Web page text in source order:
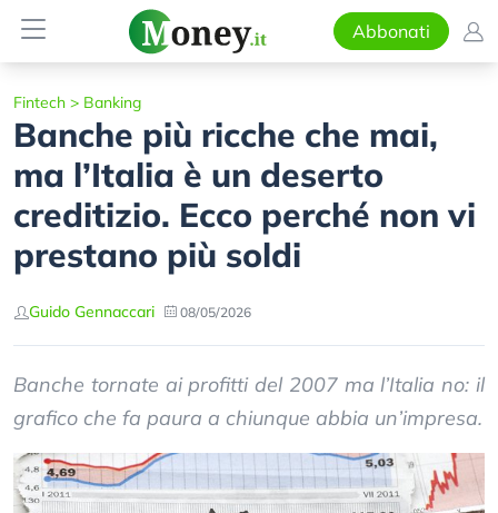
Abbonati
Fintech > Banking
Banche più ricche che mai,
ma l’Italia è un deserto
creditizio. Ecco perché non vi
prestano più soldi
Guido Gennaccari 08/05/2026
Banche tornate ai profitti del 2007 ma l’Italia no: il
grafico che fa paura a chiunque abbia un’impresa.